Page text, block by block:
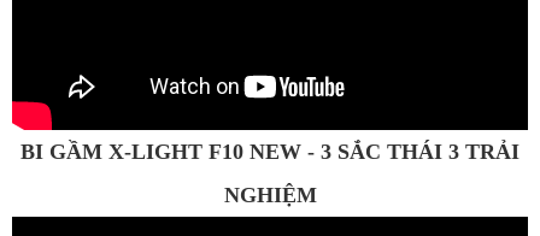
BI GẦM X-LIGHT F10 NEW - 3 SẮC THÁI 3 TRẢI
NGHIỆM